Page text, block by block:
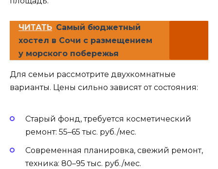
ЧИТАТЬ Самый бюджетный
хостел в Сочи с размещением
у морского побережья
Для семьи рассмотрите двухкомнатные
варианты. Цены сильно зависят от состояния:
Старый фонд, требуется косметический
ремонт: 55–65 тыс. руб./мес.
Современная планировка, свежий ремонт,
техника: 80–95 тыс. руб./мес.